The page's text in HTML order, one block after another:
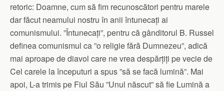
retoric: Doamne, cum să fim recunoscători pentru marele
dar făcut neamului nostru în anii întunecați ai
comunismului. ”Întunecați”, pentru că gânditorul B. Russel
definea comunismul ca ”o religie fără Dumnezeu”, adică
mai aproape de diavol care ne vrea despărțiți pe vecie de
Cel carele la începuturi a spus ”să se facă lumină”. Mai
apoi, L-a trimis pe Fiul Său ”Unul născut” să fie Lumină a